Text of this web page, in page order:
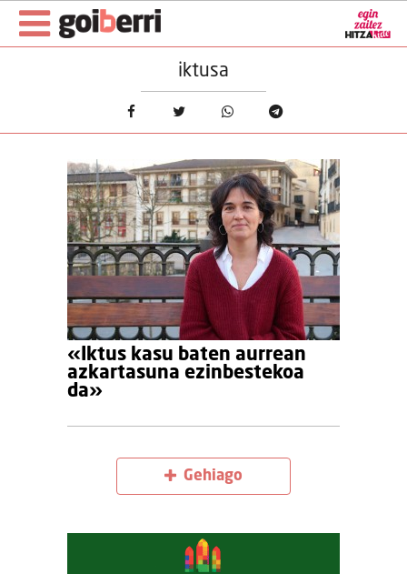
iktusa
«Iktus kasu baten aurrean
azkartasuna ezinbestekoa
da»
Gehiago